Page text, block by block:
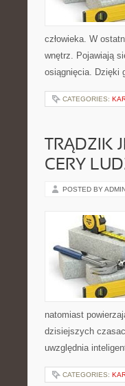
człowieka. W
wnętrz. Pojawiają
osiągnięcia. Dzięki
CATEGORIES:
TRĄDZIK
CERY
POSTED BY
natomiast
dzisiejszych
uwzględnia
CATEGORIES: